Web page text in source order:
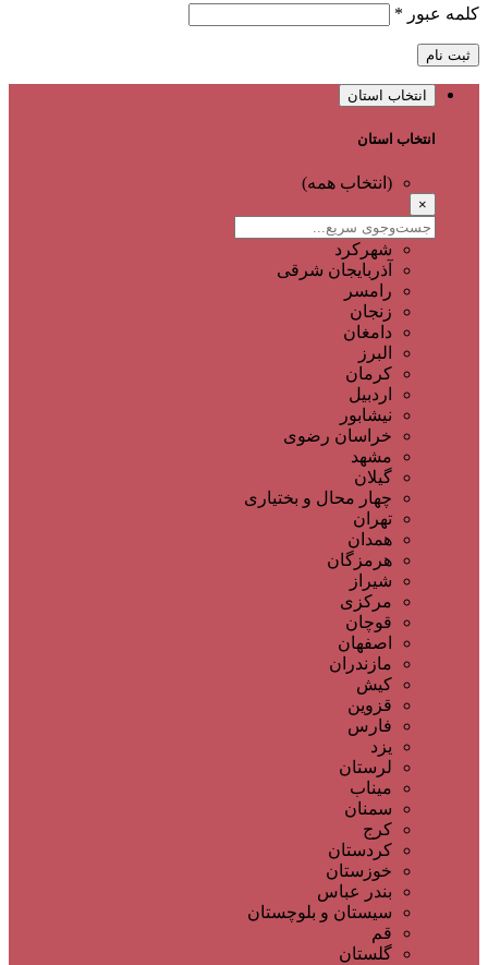
کلمه عبور *
ثبت نام
انتخاب استان
انتخاب استان
(انتخاب همه)
×
شهرکرد
آذربایجان شرقی
رامسر
زنجان
دامغان
البرز
کرمان
اردبیل
نیشابور
خراسان رضوی
مشهد
گیلان
چهار محال و بختیاری
تهران
همدان
هرمزگان
شیراز
مرکزی
قوچان
اصفهان
مازندران
کیش
قزوین
فارس
یزد
لرستان
میناب
سمنان
کرج
کردستان
خوزستان
بندر عباس
سیستان و بلوچستان
قم
گلستان